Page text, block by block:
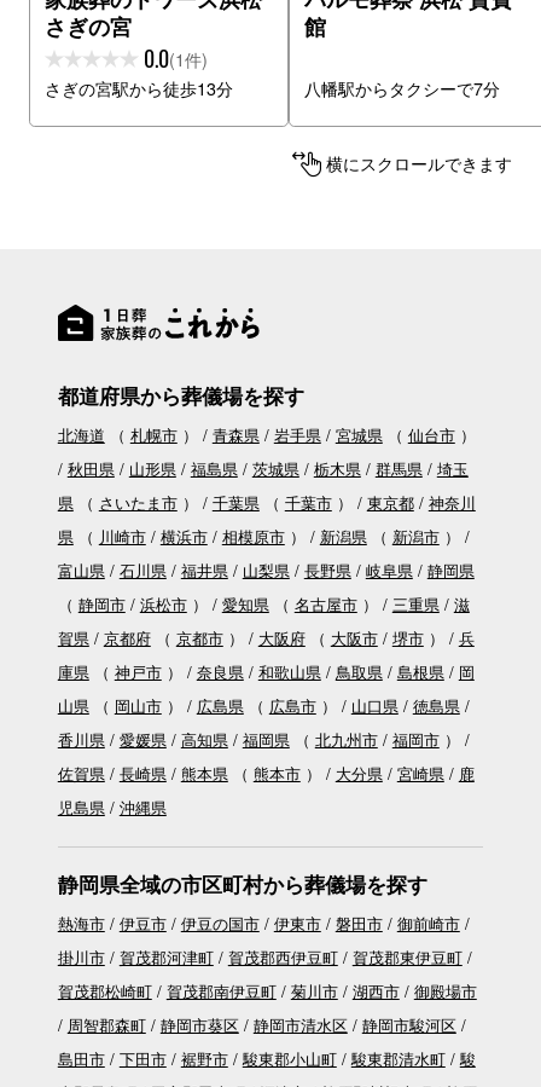
さぎの宮
0.0(1件)
さぎの宮駅から徒歩13分
館
八幡駅からタクシーで7分
横にスクロールできます
都道府県から葬儀場を探す
北海道 （ 札幌市） 青森県 岩手県 宮城県（ 仙台市）
秋田県
山形県 福島県 茨城県 栃木県 群馬県
埼玉
県（ さいたま市） 千葉県（ 千葉市） 東京都
神奈川
県（ 川崎市 横浜市 相模原市） 新潟県（ 新潟市）
富山県
石川県 福井県 山梨県 長野県 岐阜県
静岡県
（ 静岡市 浜松市） 愛知県（ 名古屋市） 三重県
滋
賀県
京都府（ 京都市） 大阪府（ 大阪市 堺市）
兵
庫県（ 神戸市） 奈良県 和歌山県 鳥取県 島根県
岡
山県（ 岡山市） 広島県（ 広島市） 山口県
徳島県
香川県
愛媛県 高知県 福岡県（ 北九州市 福岡市）
佐賀県
長崎県 熊本県（ 熊本市） 大分県 宮崎県
鹿
児島県
沖縄県
静岡県全域の市区町村から葬儀場を探す
熱海市 伊豆市 伊豆の国市 伊東市 磐田市
御前崎市
掛川市
賀茂郡河津町 賀茂郡西伊豆町
賀茂郡東伊豆町
賀茂郡松崎町
賀茂郡南伊豆町 菊川市 湖西市
御殿場市
周智郡森町
静岡市葵区 静岡市清水区
静岡市駿河区
島田市
下田市 裾野市 駿東郡小山町 駿東郡清水町
駿